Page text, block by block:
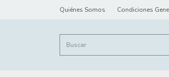
Quiénes Somos Condiciones